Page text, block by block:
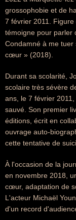
grossophobie et de
7 février 2011.
témoigne pour parler
Condamné à me
cœur » (2018).
Durant sa scolarité,
scolaire très sévère
ans, le 7 février
sauvé. Son premier
éditions, écrit en
ouvrage auto-
cette tentative de
À l'occasion de la
en novembre 2018,
cœur, adaptation de
L'acteur Michaël
d'un record